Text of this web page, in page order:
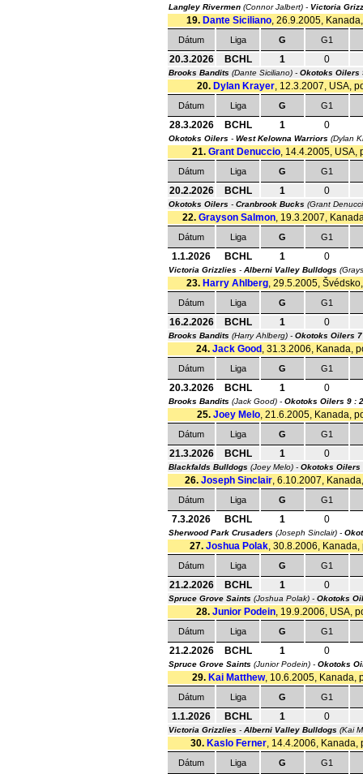
Langley Rivermen (Connor Jalbert) - Victoria
19. Dante Siciliano, 26.9.2005,
Dátum Liga G G1
20.3.2026 BCHL 1 0
Brooks Bandits (Dante Siciliano) - Okotoks Oilers
20. Dylan Krayer, 12.3.2007, USA,
Dátum Liga G G1
28.3.2026 BCHL 1 0
Okotoks Oilers - West Kelowna Warriors (Dylan
21. Grant Denuccio, 14.4.2005, USA,
Dátum Liga G G1
20.2.2026 BCHL 1 0
Okotoks Oilers - Cranbrook Bucks (Grant
22. Grayson Salmon, 19.3.2007,
Dátum Liga G G1
1.1.2026 BCHL 1 0
Victoria Grizzlies - Alberni Valley Bulldogs
23. Harry Ahlberg, 29.5.2005,
Dátum Liga G G1
16.2.2026 BCHL 1 0
Brooks Bandits (Harry Ahlberg) - Okotoks Oilers
24. Jack Good , 31.3.2006, Kanada,
Dátum Liga G G1
20.3.2026 BCHL 1 0
Brooks Bandits (Jack Good) - Okotoks Oilers 9 : 2
25. Joey Melo, 21.6.2005, Kanada,
Dátum Liga G G1
21.3.2026 BCHL 1 0
Blackfalds Bulldogs (Joey Melo) - Okotoks Oilers
26. Joseph Sinclair, 6.10.2007,
Dátum Liga G G1
7.3.2026 BCHL 1 0
Sherwood Park Crusaders (Joseph Sinclair) -
27. Joshua Polak, 30.8.2006,
Dátum Liga G G1
21.2.2026 BCHL 1 0
Spruce Grove Saints (Joshua Polak) - Okotoks
28. Junior Podein, 19.9.2006, USA,
Dátum Liga G G1
21.2.2026 BCHL 1 0
Spruce Grove Saints (Junior Podein) - Okotoks
29. Kai Matthew, 10.6.2005, Kanada,
Dátum Liga G G1
1.1.2026 BCHL 1 0
Victoria Grizzlies - Alberni Valley Bulldogs (Kai
30. Kaslo Ferner, 14.4.2006, Kanada,
Dátum Liga G G1